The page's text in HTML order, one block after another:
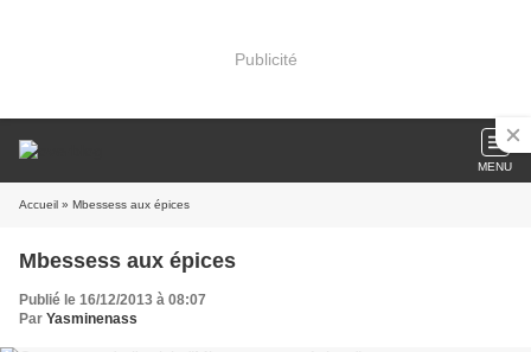
Publicité
MENU
Accueil » Mbessess aux épices
Mbessess aux épices
Publié le 16/12/2013 à 08:07
Par Yasminenass